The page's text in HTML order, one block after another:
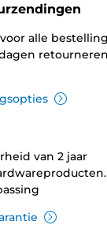
alle
van 2 jaar